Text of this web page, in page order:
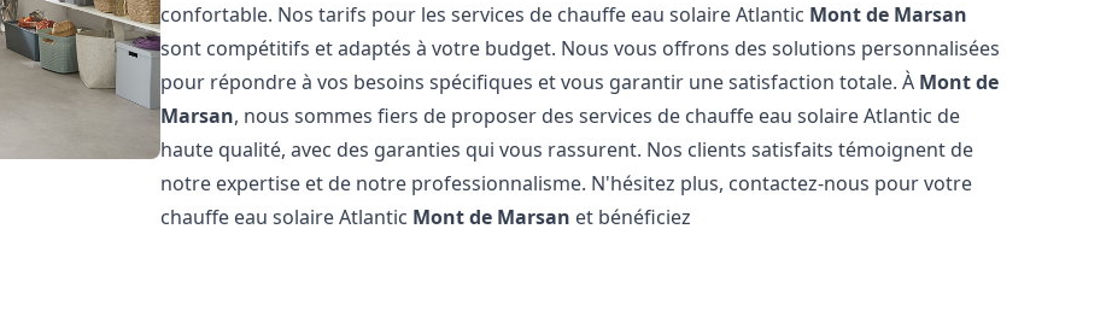
confortable. Nos tarifs pour les services de chauffe eau solaire Atlantic Mont de Marsan
sont compétitifs et adaptés à votre budget. Nous vous offrons des solutions personnalisées
pour répondre à vos besoins spécifiques et vous garantir une satisfaction totale. À Mont de
Marsan, nous sommes fiers de proposer des services de chauffe eau solaire Atlantic de
haute qualité, avec des garanties qui vous rassurent. Nos clients satisfaits témoignent de
notre expertise et de notre professionnalisme. N'hésitez plus, contactez-nous pour votre
chauffe eau solaire Atlantic Mont de Marsan et bénéficiez